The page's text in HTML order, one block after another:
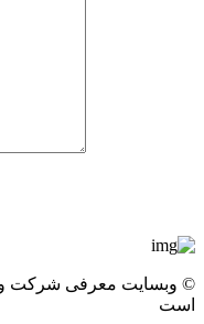
© وبسایت معرفی شرکت
است